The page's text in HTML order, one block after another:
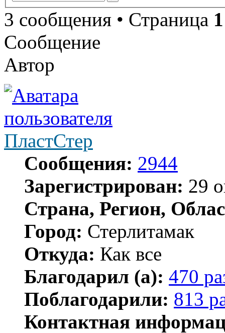
3 сообщения • Страница 1
Сообщение
Автор
ПластСтер
Сообщения: 2944
Зарегистрирован: 29
Страна, Регион,
Город: Стерлитамак
Откуда: Как все
Благодарил (а): 470
Поблагодарили: 813
Контактная